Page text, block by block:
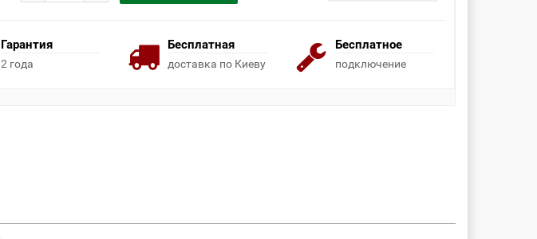
Гарантия
2 года
Бесплатная
доставка по Киеву
Бесплатное
подключение